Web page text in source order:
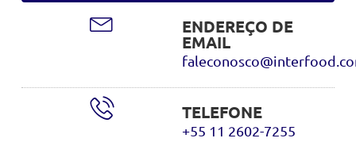
ENDEREÇO DE
EMAIL
TELEFONE
+55 11 2602-7255